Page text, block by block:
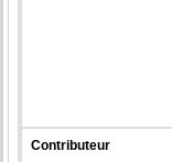
Contributeur